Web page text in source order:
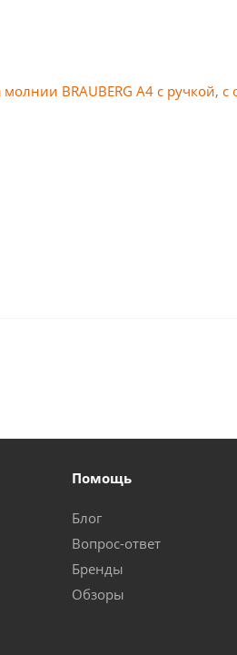
Помощь
Блог
Вопрос-ответ
Бренды
Обзоры